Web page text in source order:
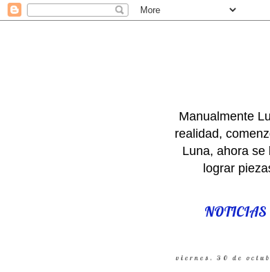
Manualmente
realidad,
Luna, ahora se
lograr
NOTICIAS
viernes, 30 de